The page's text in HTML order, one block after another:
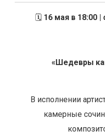
🗓️ 16 мая в 18:00
«Шедевры
В исполнении
камерные